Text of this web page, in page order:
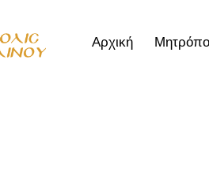
Αρχική